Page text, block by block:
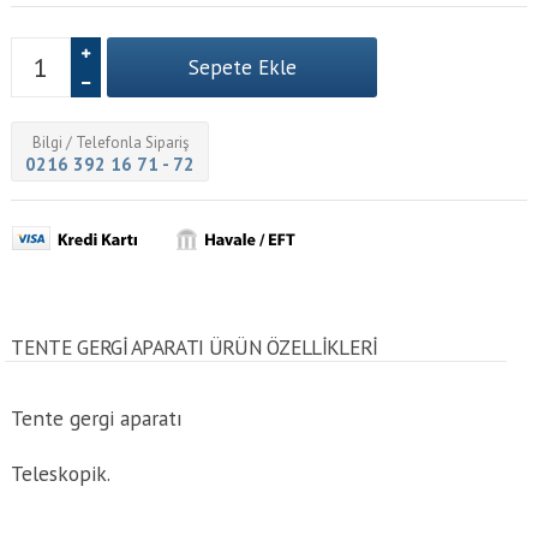
Bilgi / Telefonla Sipariş
0216 392 16 71 - 72
TENTE GERGI APARATI ÜRÜN ÖZELLİKLERİ
Tente gergi aparatı
Teleskopik.